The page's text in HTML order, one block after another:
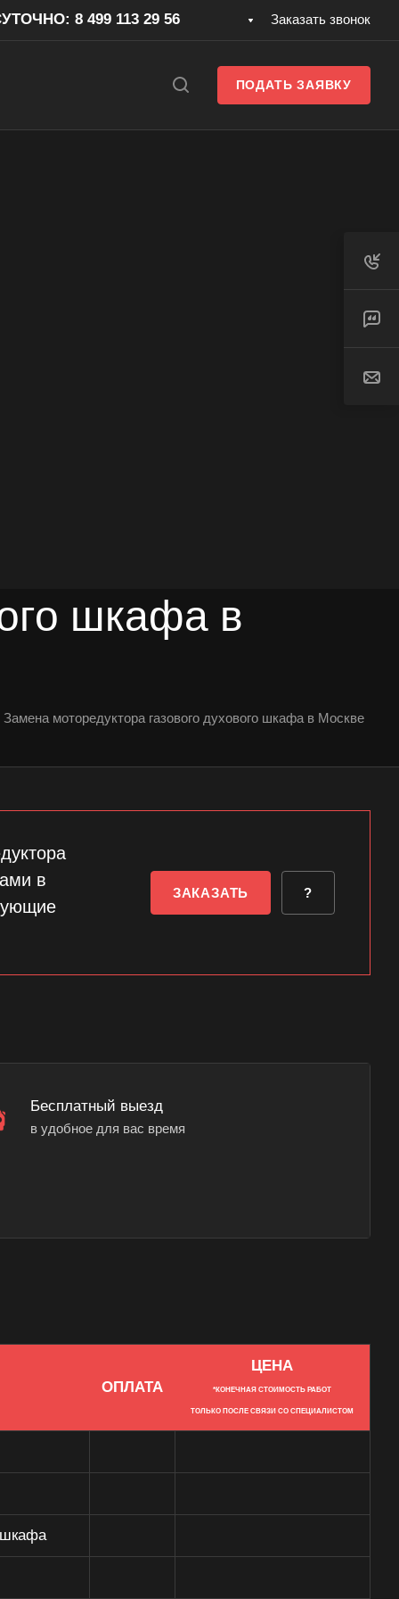
8 499 113 29 56 Заказать звонок
ПОДАТЬ ЗАЯВКУ
шкафа в
Замена моторедуктора газового духового шкафа в Москве
в
ЗАКАЗАТЬ ?
Бесплатный выезд
в удобное для вас время
ОПЛАТА
ЦЕНА
*КОНЕЧНАЯ СТОИМОСТЬ РАБОТ
ТОЛЬКО ПОСЛЕ СВЯЗИ СО СПЕЦИАЛИСТОМ
шкафа